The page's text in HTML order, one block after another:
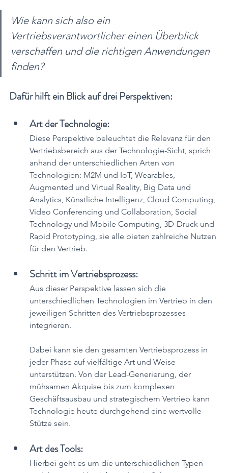
Wie kann sich also ein
Vertriebsverantwortlicher einen Überblick
verschaffen und die richtigen Anwendungen
finden?
Dafür hilft ein Blick auf drei Perspektiven:
Art der Technologie:
Diese Perspektive beleuchtet die Relevanz für den
Vertriebsbereich aus der Technologie-Sicht, sprich
anhand der unterschiedlichen Arten von
Technologien: M2M und IoT, Wearables,
Augmented und Virtual Reality, Big Data und
Analytics, Künstliche Intelligenz, Cloud Computing,
Video Conferencing und Collaboration, Social
Technology und Mobile Computing, 3D-Druck und
Rapid Prototyping, sie alle bieten zahlreiche Nutzen
für den Vertrieb.
Schritt im Vertriebsprozess:
Aus dieser Perspektive lassen sich die
unterschiedlichen Technologien im Vertrieb in den
jeweiligen Schritten des Vertriebsprozesses
integrieren.
Dabei kann sie den gesamten Vertriebsprozess in
jeder Phase auf vielfältige Art und Weise
unterstützen. Von der Lead-Generierung, der
mühsamen Akquise bis zum komplexen
Geschäftsausbau und strategischem Vertrieb kann
Technologie heute durchgehend eine wertvolle
Stütze sein.
Art des Tools:
Hierbei geht es um die unterschiedlichen Typen